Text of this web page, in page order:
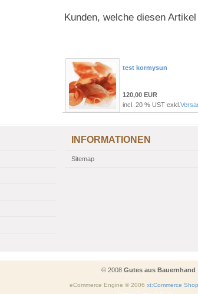
Kunden, welche diesen
test kormysun
120,00 EUR
incl. 20 % UST exkl.
INFORMATIONEN
Sitemap
© 2008 Gutes aus Bauernhand
eCommerce Engine © 2006 xt:Commerce